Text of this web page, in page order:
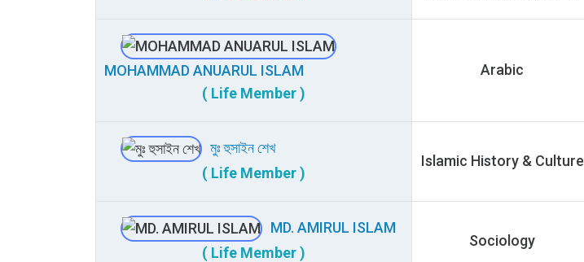
MOHAMMAD ANUARUL ISLAM
( Life Member )
Arabic
মুঃ হুসাইন শেখ
( Life Member )
Islamic History & Culture
MD. AMIRUL ISLAM
( Life Member )
Sociology